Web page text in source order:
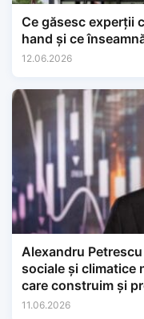
Ce găsesc experții
hand și ce
12.06.2026
Alexandru
sociale și climatice
care construim și
financiare.
11.06.2026